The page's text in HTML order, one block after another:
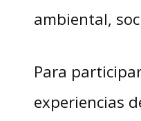
ambiental,
Para
experiencias